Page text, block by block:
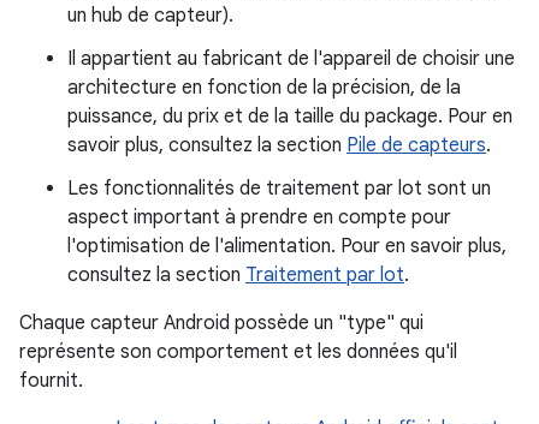
un hub de capteur).
Il appartient au fabricant de l'appareil de choisir une
architecture en fonction de la précision, de la
puissance, du prix et de la taille du package. Pour en
savoir plus, consultez la section Pile de capteurs.
Les fonctionnalités de traitement par lot sont un
aspect important à prendre en compte pour
l'optimisation de l'alimentation. Pour en savoir plus,
consultez la section Traitement par lot.
Chaque capteur Android possède un "type" qui
représente son comportement et les données qu'il
fournit.